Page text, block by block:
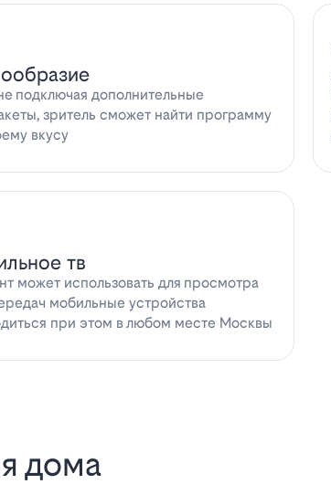
подключая дополнительные
зритель сможет найти программу
вкусу
тв
может использовать для просмотра
мобильные устройства
при этом в любом месте Москвы
дома